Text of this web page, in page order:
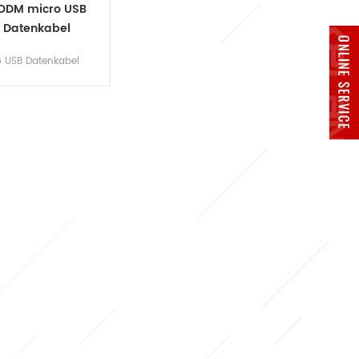
micro USB
Datenkabel
Mobiltelefon
USB Datenkabel